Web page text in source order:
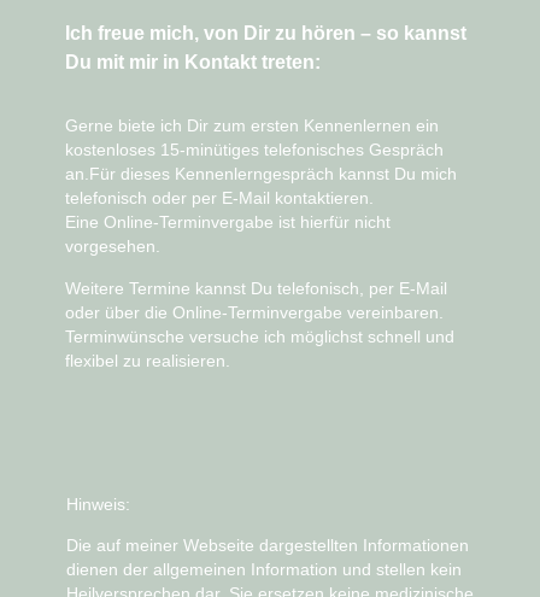
Ich freue mich, von Dir zu hören – so kannst
Du mit mir in Kontakt treten:
Gerne biete ich Dir zum ersten Kennenlernen ein
kostenloses 15-minütiges telefonisches Gespräch
an.Für dieses Kennenlerngespräch kannst Du mich
telefonisch oder per E-Mail kontaktieren.
Eine Online-Terminvergabe ist hierfür nicht
vorgesehen.
Weitere Termine kannst Du telefonisch, per E-Mail
oder über die Online-Terminvergabe vereinbaren.
Terminwünsche versuche ich möglichst schnell und
flexibel zu realisieren.
Hinweis:
Die auf meiner Webseite dargestellten Informationen
dienen der allgemeinen Information und stellen kein